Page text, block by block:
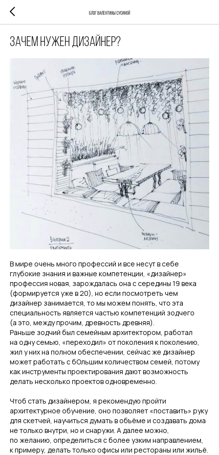
Блог Валентины Сусиной
Зачем нужен дизайнер?
В мире очень много профессий и все несут в себе
глубокие знания и важные компетенции, «дизайнер»
профессия новая, зарождалась она с середины 19 века
(формируется уже в 20), но если посмотреть чем
дизайнер занимается, то мы можем понять, что эта
специальность является частью компетенций зодчего
(а это, между прочим, древность древняя).
Раньше зодчий был семейным архитектором, работал
на одну семью, «переходил» от поколения к поколению,
жил у них на полном обеспечении, сейчас же дизайнер
может работать с бОльшим количеством семей, потому
как инструменты проектирования дают возможность
делать несколько проектов одновременно.
Чтоб стать дизайнером, я рекомендую пройти
архитектурное обучение, оно позволяет «поставить» руку
для скетчей, научиться думать в объёме и создавать дома
не только внутри, но и снаружи. А далее можно,
по желанию, определиться с более узким направлением,
к примеру, делать только офисы или рестораны или жильё.